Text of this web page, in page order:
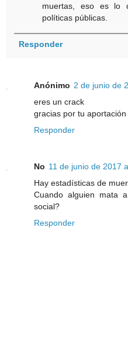
muertas, eso es lo
políticas públicas.
Responder
Anónimo 2 de junio de
eres un crack
gracias por tu aportación
Responder
No 11 de junio de 2017
Hay estadísticas de
Cuando alguien mata
social?
Responder